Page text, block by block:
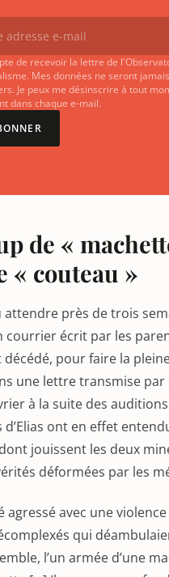
de recevoir la lettre de
Mes données ne seront
Je peux me désinscrire à tout
dans chaque e-mail.
de «
« couteau »
attendre près de trois
courrier écrit par les
décédé, pour faire la
une lettre transmise par
à la suite des
d’Elias ont en effet
jouissent les deux
déformées par les
agressé avec une
qui
l’un armée d’une